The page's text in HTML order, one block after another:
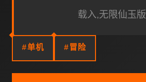
载入,无限仙玉版
#单机 #冒险